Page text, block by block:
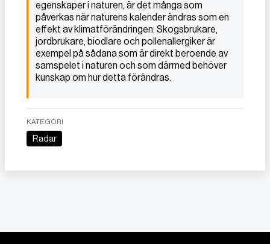
egenskaper i naturen, är det många som
påverkas när naturens kalender ändras som en
effekt av klimatförändringen. Skogsbrukare,
jordbrukare, biodlare och pollenallergiker är
exempel på sådana som är direkt beroende av
samspelet i naturen och som därmed behöver
kunskap om hur detta förändras.
KATEGORI
Radar